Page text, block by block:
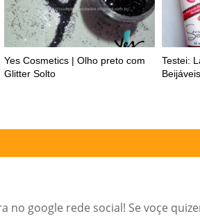
Yes Cosmetics | Olho preto com
Glitter Solto
Testei:
no google rede social! Se voçe